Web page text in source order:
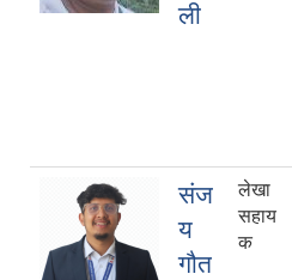
ली
संज
य
गौत
लेखा
सहाय
क